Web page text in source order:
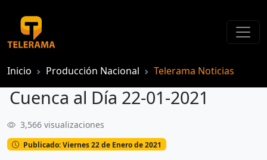
Inicio Producción Nacional Telerama Noticias
Cuenca al Día 22-01-2021
Cuenca al Día 22-01-2021
3,566 visualizaciones
Publicado: Viernes 22 de Enero de 2021